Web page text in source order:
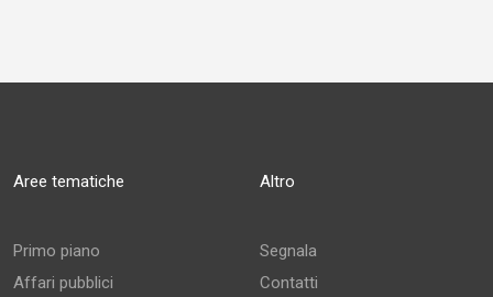
Aree tematiche
Primo piano
Affari pubblici
Altro
Segnala
Contatti